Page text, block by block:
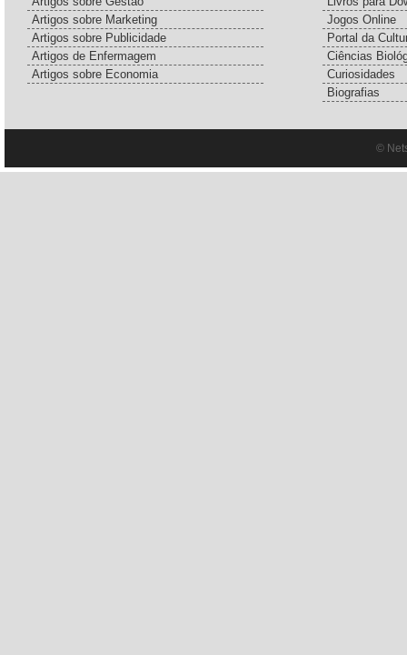
Artigos sobre Marketing
Artigos sobre Publicidade
Artigos de Enfermagem
Artigos sobre Economia
Jogos Online
Portal da
Ciências
Curiosidades
Biografias
©